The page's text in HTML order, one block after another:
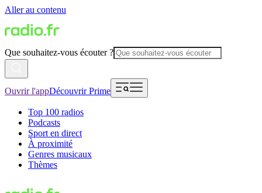
Aller au contenu
Que souhaitez-vous écouter ?
Ouvrir l'appDécouvrir Prime
Top 100 radios
Podcasts
Sport en direct
À proximité
Genres musicaux
Thèmes